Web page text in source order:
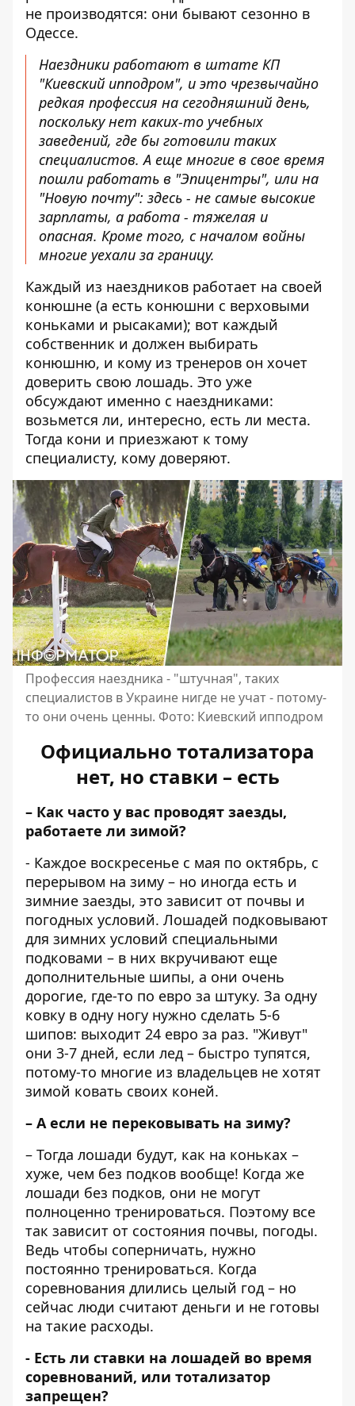
не производятся: они бывают сезонно в
Одессе.
Наездники работают в штате КП
"Киевский ипподром", и это чрезвычайно
редкая профессия на сегодняшний день,
поскольку нет каких-то учебных
заведений, где бы готовили таких
специалистов. А еще многие в свое время
пошли работать в "Эпицентры", или на
"Новую почту": здесь - не самые высокие
зарплаты, а работа - тяжелая и
опасная. Кроме того, с началом войны
многие уехали за границу.
Каждый из наездников работает на своей
конюшне (а есть конюшни с верховыми
коньками и рысаками); вот каждый
собственник и должен выбирать
конюшню, и кому из тренеров он хочет
доверить свою лошадь. Это уже
обсуждают именно с наездниками:
возьмется ли, интересно, есть ли места.
Тогда кони и приезжают к тому
специалисту, кому доверяют.
Профессия наездника - "штучная", таких
специалистов в Украине нигде не учат - потому-
то они очень ценны. Фото: Киевский ипподром
Официально тотализатора
нет, но ставки – есть
– Как часто у вас проводят заезды,
работаете ли зимой?
- Каждое воскресенье с мая по октябрь, с
перерывом на зиму – но иногда есть и
зимние заезды, это зависит от почвы и
погодных условий. Лошадей подковывают
для зимних условий специальными
подковами – в них вкручивают еще
дополнительные шипы, а они очень
дорогие, где-то по евро за штуку. За одну
ковку в одну ногу нужно сделать 5-6
шипов: выходит 24 евро за раз. "Живут"
они 3-7 дней, если лед – быстро тупятся,
потому-то многие из владельцев не хотят
зимой ковать своих коней.
– А если не перековывать на зиму?
– Тогда лошади будут, как на коньках –
хуже, чем без подков вообще! Когда же
лошади без подков, они не могут
полноценно тренироваться. Поэтому все
так зависит от состояния почвы, погоды.
Ведь чтобы соперничать, нужно
постоянно тренироваться. Когда
соревнования длились целый год – но
сейчас люди считают деньги и не готовы
на такие расходы.
- Есть ли ставки на лошадей во время
соревнований, или тотализатор
запрещен?